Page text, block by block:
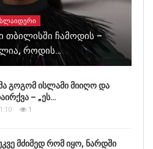
ᲡᲚᲐᲘᲓᲔᲠᲘ
Თბილისში Ჩამოდის –
Როდის…
გოგომ ისლამი მიიღო და
– „ეს…
1
მძიმედ რომ იყო, ნარდში